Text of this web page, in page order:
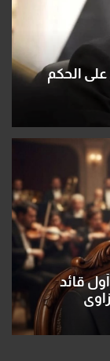
على الحكم
قائد